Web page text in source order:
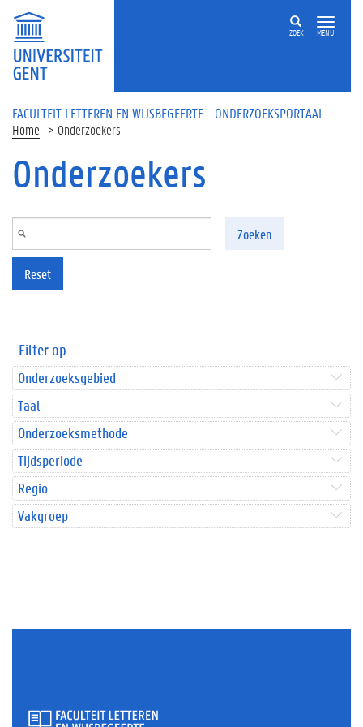
Overslaan en naar de inhoud gaan
ZOEK MENU
FACULTEIT LETTEREN EN WIJSBEGEERTE - ONDERZOEKSPORTAAL
Home Onderzoekers
Onderzoekers
Zoeken
Reset
Filter op
Onderzoeksgebied
Taal
Onderzoeksmethode
Tijdsperiode
Regio
Vakgroep